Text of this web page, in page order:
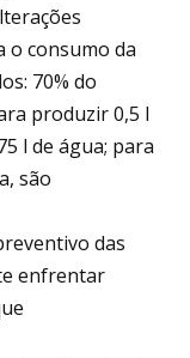
o consumo da
70% do
produzir 0,5 l
l de água; para
são
das
enfrentar